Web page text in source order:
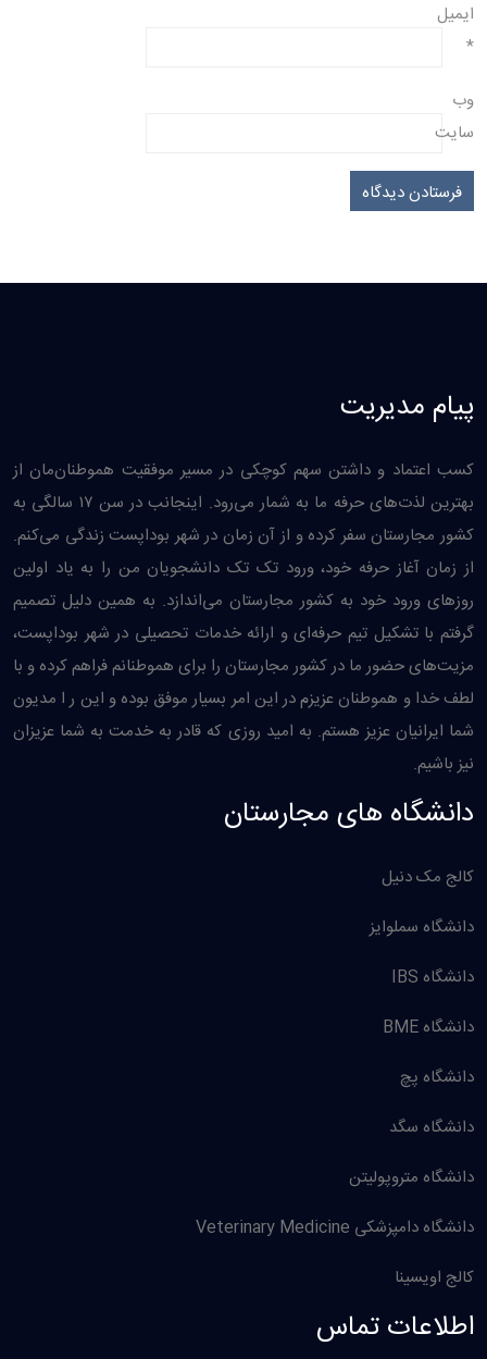
ایمیل
*
وب‌
سایت
پیام مدیریت
کسب اعتماد و داشتن سهم کوچکی در مسیر موفقیت هموطنان‌مان از
بهترین لذت‌های حرفه ما به شمار می‌رود. اینجانب در سن ۱۷ سالگی به
کشور مجارستان سفر کرده و از آن زمان در شهر بوداپست زندگی می‌کنم.
از زمان آغاز حرفه خود، ورود تک تک دانشجویان من را به یاد اولین
روزهای ورود خود به کشور مجارستان می‌اندازد. به همین دليل تصمیم
گرفتم با تشکیل تیم حرفه‌ای و ارائه خدمات تحصیلی در شهر بوداپست،
مزیت‌های حضور ما در کشور مجارستان را برای هموطنانم فراهم کرده و با
لطف خدا و هموطنان عزیزم در این امر بسیار موفق بوده و این ر ا مدیون
شما ایرانیان عزیز هستم. به امید روزی که قادر به خدمت به شما عزیزان
نیز باشیم.
دانشگاه های مجارستان
کالج مک دنیل
دانشگاه سملوایز
دانشگاه IBS
دانشگاه BME
دانشگاه پچ
دانشگاه سگد
دانشگاه متروپولیتن
دانشگاه دامپزشکی Veterinary Medicine
کالج اویسینا
اطلاعات تماس